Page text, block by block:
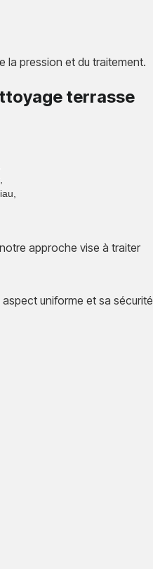
la pression et du traitement.
terrasse
approche vise à traiter
uniforme et sa sécurité